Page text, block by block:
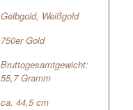
Gelbgold, Weißgold
750er Gold
Bruttogesamtgewicht:
55,7 Gramm
ca. 44,5 cm